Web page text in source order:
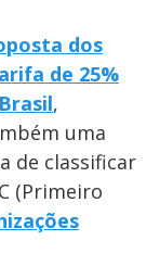
dos
de 25%
,
uma
de classificar
(Primeiro